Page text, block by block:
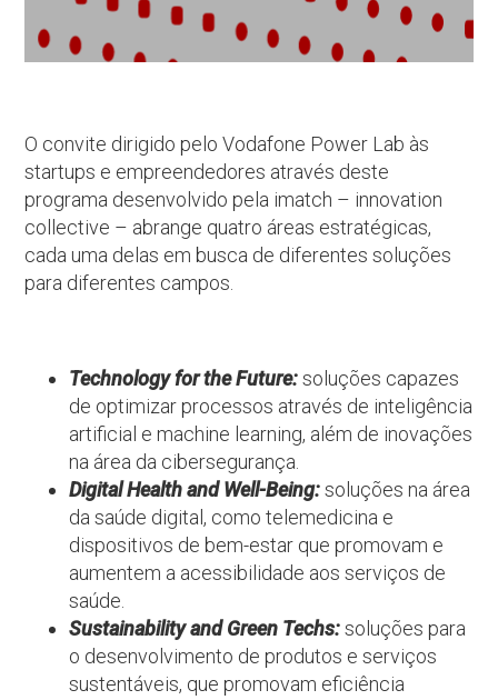
O convite dirigido pelo Vodafone Power Lab às
startups e empreendedores através deste
programa desenvolvido pela imatch – innovation
collective – abrange quatro áreas estratégicas,
cada uma delas em busca de diferentes soluções
para diferentes campos.
Technology for the Future: soluções capazes
de optimizar processos através de inteligência
artificial e machine learning, além de inovações
na área da cibersegurança.
Digital Health and Well-Being:soluções na área
da saúde digital, como telemedicina e
dispositivos de bem-estar que promovam e
aumentem a acessibilidade aos serviços de
saúde.
Sustainability and Green Techs:soluções para
o desenvolvimento de produtos e serviços
sustentáveis, que promovam eficiência